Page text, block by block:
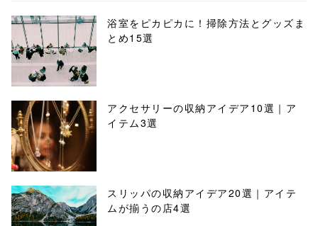
浴室をピカピカに！掃除方法とグッズま
とめ15選
アクセサリーの収納アイデア10選｜ア
イテム3選
スリッパの収納アイデア20選｜アイテ
ムが揃うの店4選